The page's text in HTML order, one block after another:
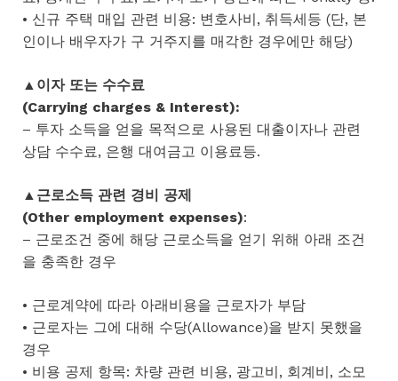
• 신규 주택 매입 관련 비용: 변호사비, 취득세등 (단, 본
인이나 배우자가 구 거주지를 매각한 경우에만 해당)
▲이자 또는 수수료
(Carrying charges & Interest):
– 투자 소득을 얻을 목적으로 사용된 대출이자나 관련
상담 수수료, 은행 대여금고 이용료등.
▲근로소득 관련 경비 공제
(Other employment expenses):
– 근로조건 중에 해당 근로소득을 얻기 위해 아래 조건
을 충족한 경우
• 근로계약에 따라 아래비용을 근로자가 부담
• 근로자는 그에 대해 수당(Allowance)을 받지 못했을
경우
• 비용 공제 항목: 차량 관련 비용, 광고비, 회계비, 소모